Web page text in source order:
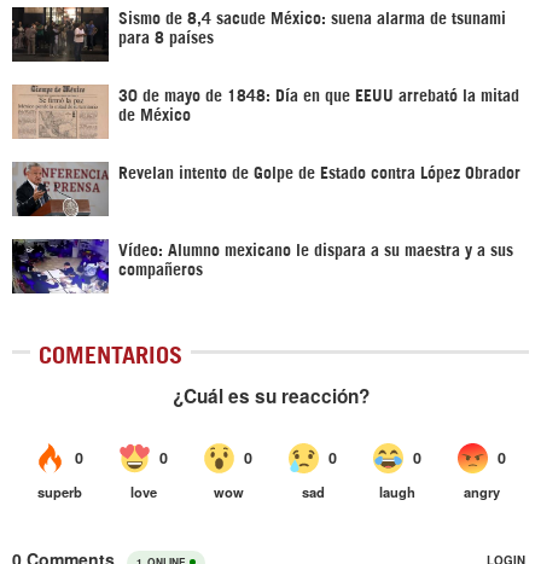
Sismo de 8,4 sacude México: suena alarma de tsunami
para 8 países
30 de mayo de 1848: Día en que EEUU arrebató la mitad
de México
Revelan intento de Golpe de Estado contra López Obrador
Vídeo: Alumno mexicano le dispara a su maestra y a sus
compañeros
COMENTARIOS